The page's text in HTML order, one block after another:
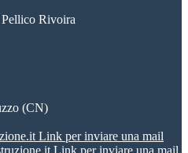
Rivoira
(CN)
Link per inviare una mail
Link per inviare una mail